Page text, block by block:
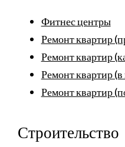
Фитнес центры
Ремонт квартир
Ремонт квартир
Ремонт квартир
Ремонт квартир
Строительство